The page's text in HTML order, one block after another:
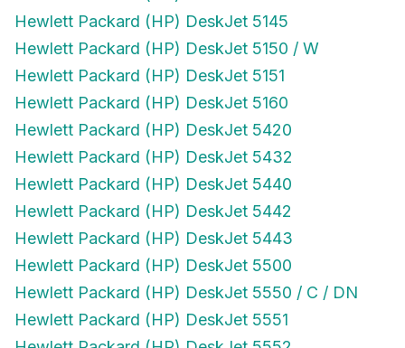
Hewlett Packard (HP) DeskJet 5145
Hewlett Packard (HP) DeskJet 5150 / W
Hewlett Packard (HP) DeskJet 5151
Hewlett Packard (HP) DeskJet 5160
Hewlett Packard (HP) DeskJet 5420
Hewlett Packard (HP) DeskJet 5432
Hewlett Packard (HP) DeskJet 5440
Hewlett Packard (HP) DeskJet 5442
Hewlett Packard (HP) DeskJet 5443
Hewlett Packard (HP) DeskJet 5500
Hewlett Packard (HP) DeskJet 5550 / C / DN
Hewlett Packard (HP) DeskJet 5551
Hewlett Packard (HP) DeskJet 5552